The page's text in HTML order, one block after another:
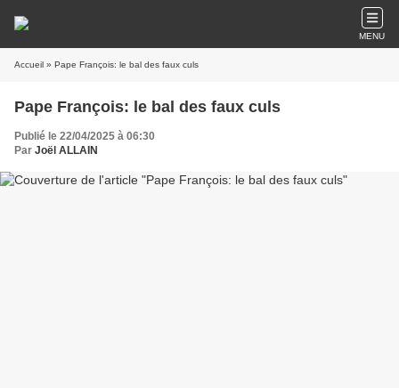
MENU
Accueil » Pape François: le bal des faux culs
Pape François: le bal des faux culs
Publié le 22/04/2025 à 06:30
Par Joël ALLAIN